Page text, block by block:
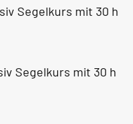
Segelkurs mit 30 h
Segelkurs mit 30 h